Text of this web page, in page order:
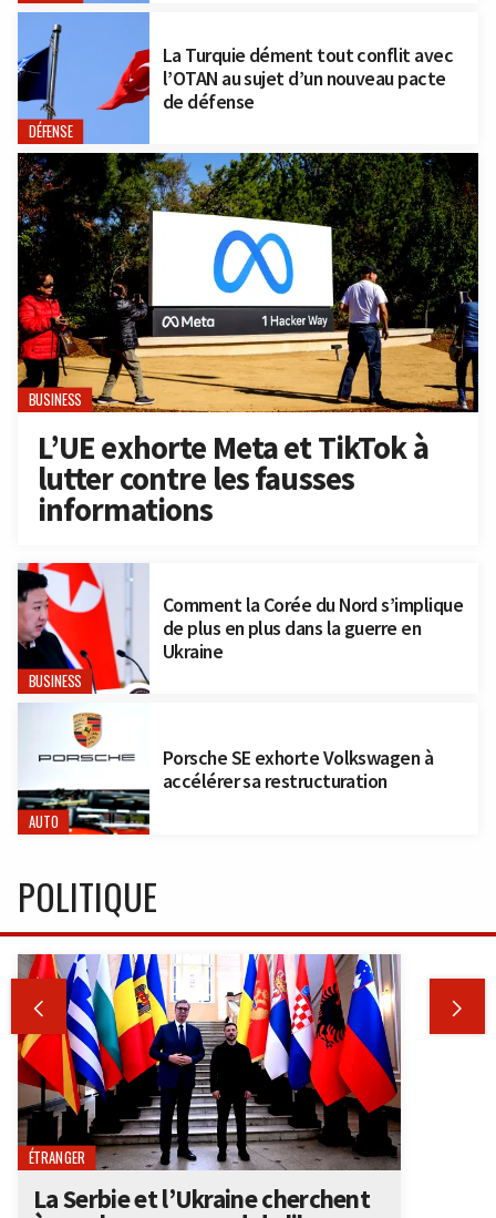
DÉFENSE
La Turquie dément tout conflit avec
l’OTAN au sujet d’un nouveau pacte
de défense
BUSINESS
L’UE exhorte Meta et TikTok à
lutter contre les fausses
informations
BUSINESS
Comment la Corée du Nord s’implique
de plus en plus dans la guerre en
Ukraine
AUTO
Porsche SE exhorte Volkswagen à
accélérer sa restructuration
POLITIQUE
 
ÉTRANGER
La Serbie et l’Ukraine cherchent